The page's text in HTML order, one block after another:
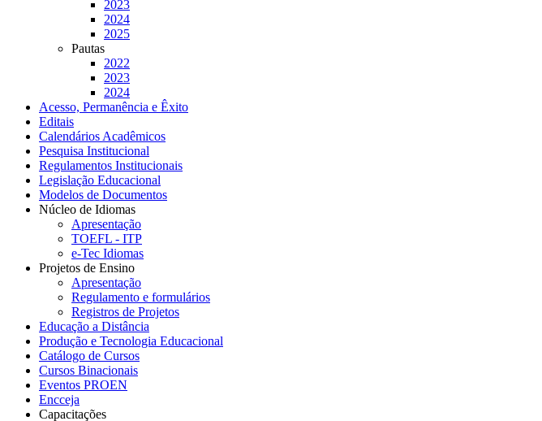
2023
2024
2025
Pautas
2022
2023
2024
Acesso, Permanência e Êxito
Editais
Calendários Acadêmicos
Pesquisa Institucional
Regulamentos Institucionais
Legislação Educacional
Modelos de Documentos
Núcleo de Idiomas
Apresentação
TOEFL - ITP
e-Tec Idiomas
Projetos de Ensino
Apresentação
Regulamento e formulários
Registros de Projetos
Educação a Distância
Produção e Tecnologia Educacional
Catálogo de Cursos
Cursos Binacionais
Eventos PROEN
Encceja
Capacitações